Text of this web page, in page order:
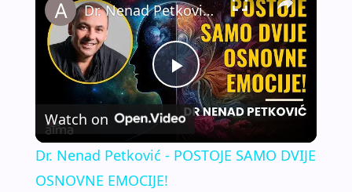
P
Dr. Nenad Petković - POSTOJE SAMO DVIJE OSNOVNE EMOCIJE!
Watch on
Dr. Nenad Petković - POSTOJE SAMO DVIJE
OSNOVNE EMOCIJE!